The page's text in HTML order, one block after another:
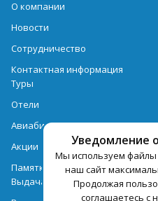
Уведомление
Мы используем файлы
наш сайт
Продолжая
соглашаетесь с
О компании
Новости
Сотрудничество
Контактная информация
Туры
Отели
Авиабилеты
Акции
Памятка для туристов
Выдача документов